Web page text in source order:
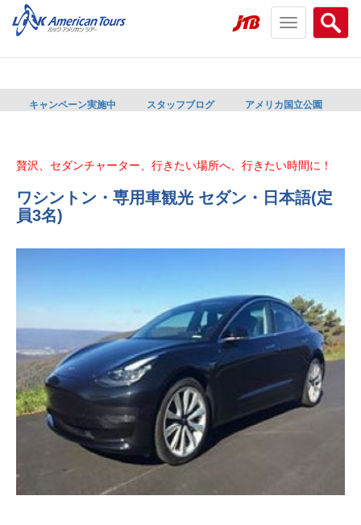
Search
menu
Toggle
navigation
キャンペーン実施中 スタッフブログ アメリカ国立公園
贅沢、セダンチャーター、行きたい場所へ、行きたい時間に！
ワシントン・専用車観光 セダン・日本語(定
員3名)